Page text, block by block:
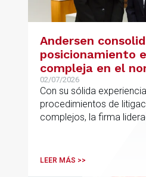
Andersen
posicionamiento
compleja en el
España con la
de Rebeca Larena
02/07/2026
Con su sólida
procedimientos de
complejos, la firma
posicionamiento en
LEER MÁS >>